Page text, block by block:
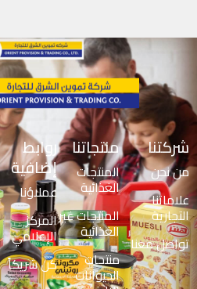
شركتنا
من نحن
علاماتنا
التجارية
تواصل معنا
منتجاتنا
المنتجات
الغذائية
المنتجات غير
الغذائية
منتجات
الحيوانات
روابط
إضافية
عملاؤنا
المركز
الإعلامي
كن شريكاً